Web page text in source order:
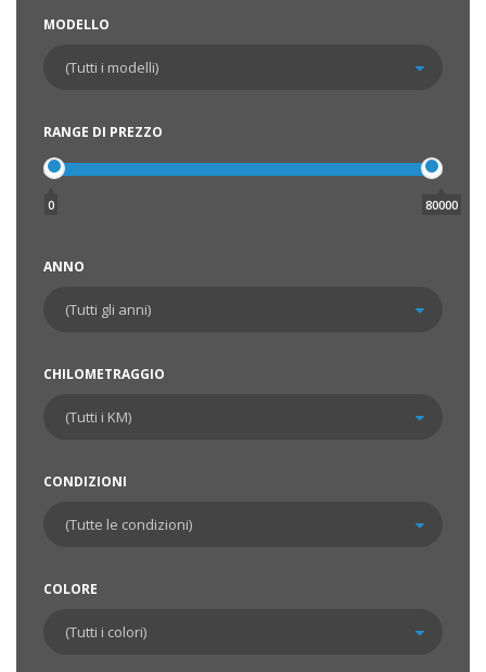
MODELLO
RANGE DI PREZZO
0 80000
ANNO
CHILOMETRAGGIO
CONDIZIONI
COLORE